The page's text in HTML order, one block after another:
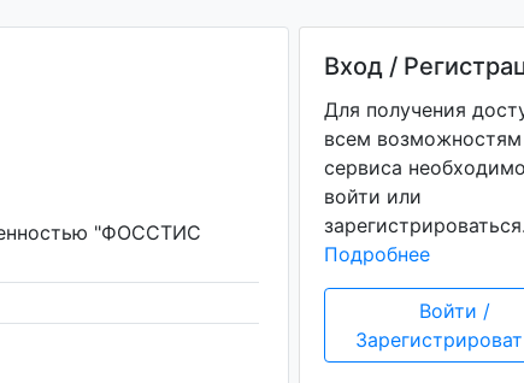
"ФОССТИС
Вход /
Для получения
всем возможностям
сервиса
войти или
Подробнее
Войти /